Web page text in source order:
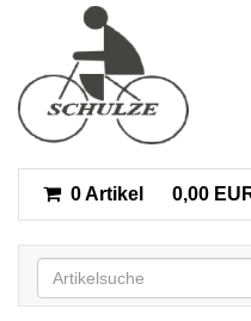
0 Artikel 0,00